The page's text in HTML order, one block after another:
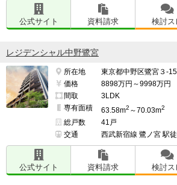
公式サイト 資料請求 検討ス
レジデンシャル中野鷺宮
所在地
東京都中野区鷺宮３-
価格
8898万円～9998万円
間取
3LDK
専有面積
63.58m2 ～70.03m2
総戸数
41戸
交通
西武新宿線 鷺ノ宮 駅
公式サイト 資料請求 検討ス